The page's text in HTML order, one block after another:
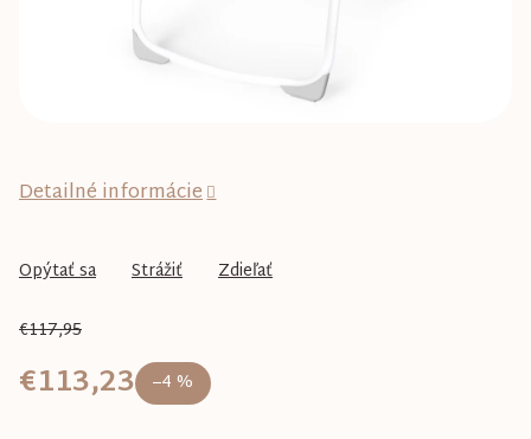
€117,95
–4 %
€113,23
Detailné informácie
Opýtať sa Strážiť Zdieľať